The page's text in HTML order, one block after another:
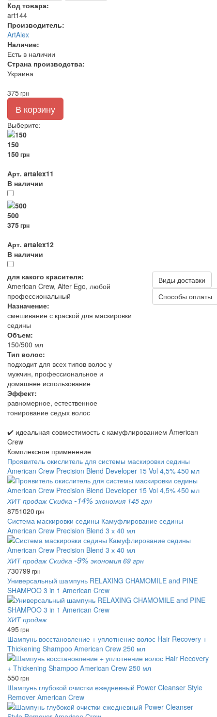
Код товара:
art144
Производитель:
ArtAlex
Наличие:
Есть в наличии
Страна производства:
Украина
375грн
В корзину
Выберите:
150
150грн
Арт. artalex11
В наличии
500
375грн
Арт. artalex12
В наличии
для какого красителя:
American Crew, Alter Ego, любой
профессиональный
Назначение:
смешивание с краской для маскировки
седины
Объем:
150/500 мл
Тип волос:
подходит для всех типов волос у
мужчин, профессиональное и
домашнее использование
Эффект:
равномерное, естественное
тонирование седых волос
Виды доставки
Способы оплаты
✔️ идеальная совместимость с камуфлированием American
Crew
Комплексное применение
Проявитель окислитель для системы маскировки седины
American Crew Precision Blend Developer 15 Vol 4,5% 450 мл
ХИТ продаж Скидка -14% экономия 145 грн
8751020 грн
Система маскировки седины Камуфлирование седины
American Crew Precision Blend 3 х 40 мл
ХИТ продаж Скидка -9% экономия 69 грн
730799 грн
Универсальный шампунь RELAXING CHAMOMILE and PINE
SHAMPOO 3 in 1 American Crew
ХИТ продаж
495грн
Шампунь восстановление + уплотнение волос Hair Recovery +
Thickening Shampoo American Crew 250 мл
550 грн
Шампунь глубокой очистки ежедневный Power Cleanser Style
Remover American Crew